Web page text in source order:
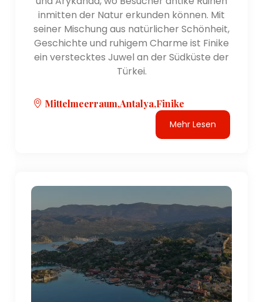
inmitten der Natur erkunden können. Mit
seiner Mischung aus natürlicher Schönheit,
Geschichte und ruhigem Charme ist Finike
ein verstecktes Juwel an der Südküste der
Türkei.
Mittelmeerraum,Antalya,Finike
Mehr Lesen